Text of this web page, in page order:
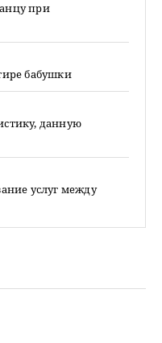
при
бабушки
данную
услуг между